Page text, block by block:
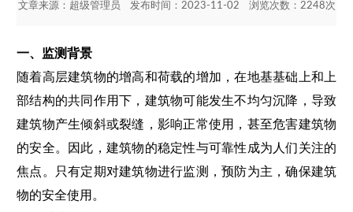
文章来源： 超级管理员 发布时间：2023-11-02 浏览次数：2248次
一、监测背景
随着高层建筑物的增高和荷载的增加，在地基基础上和上
部结构的共同作用下，建筑物可能发生不均匀沉降，导致
建筑物产生倾斜或裂缝，影响正常使用，甚至危害建筑物
的安全。因此，建筑物的稳定性与可靠性成为人们关注的
焦点。只有定期对建筑物进行监测，预防为主，确保建筑
物的安全使用。